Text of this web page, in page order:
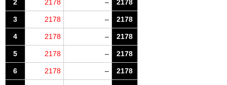
2 2178 – 2178
3 2178 – 2178
4 2178 – 2178
5 2178 – 2178
6 2178 – 2178